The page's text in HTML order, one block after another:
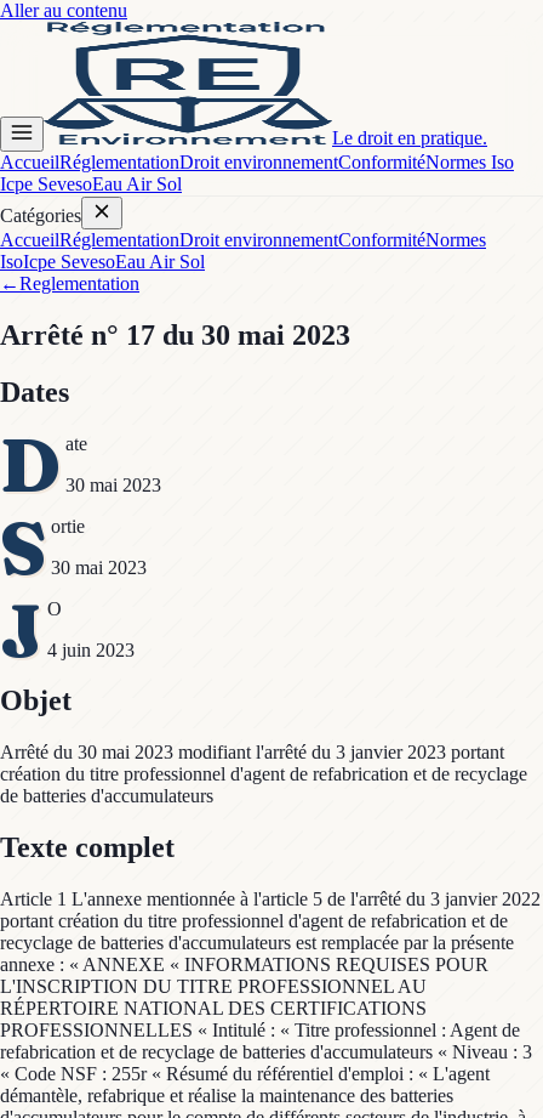
Aller au contenu
Le droit en pratique.
AccueilRéglementationDroit environnementConformitéNormes Iso
Icpe SevesoEau Air Sol
Catégories
AccueilRéglementationDroit environnementConformitéNormes
IsoIcpe SevesoEau Air Sol
←Reglementation
Arrêté n° 17 du 30 mai 2023
Dates
D ate
30 mai 2023
S ortie
30 mai 2023
J O
4 juin 2023
Objet
Arrêté du 30 mai 2023 modifiant l'arrêté du 3 janvier 2023 portant
création du titre professionnel d'agent de refabrication et de recyclage
de batteries d'accumulateurs
Texte complet
Article 1 L'annexe mentionnée à l'article 5 de l'arrêté du 3 janvier 2022
portant création du titre professionnel d'agent de refabrication et de
recyclage de batteries d'accumulateurs est remplacée par la présente
annexe : « ANNEXE « INFORMATIONS REQUISES POUR
L'INSCRIPTION DU TITRE PROFESSIONNEL AU
RÉPERTOIRE NATIONAL DES CERTIFICATIONS
PROFESSIONNELLES « Intitulé : « Titre professionnel : Agent de
refabrication et de recyclage de batteries d'accumulateurs « Niveau : 3
« Code NSF : 255r « Résumé du référentiel d'emploi : « L'agent
démantèle, refabrique et réalise la maintenance des batteries